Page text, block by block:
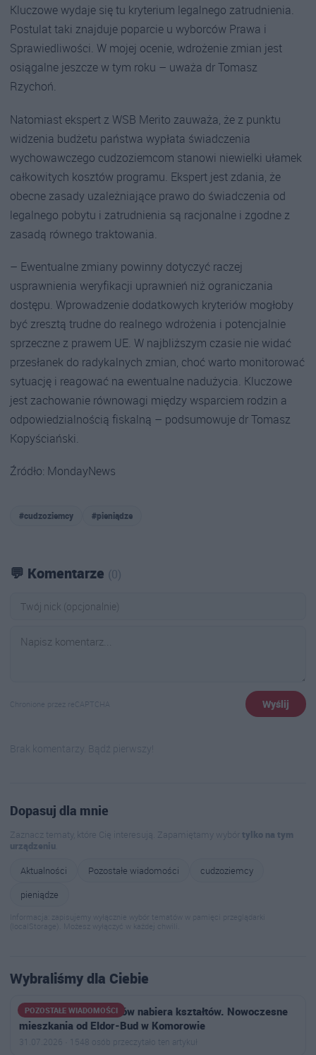
Kluczowe wydaje się tu kryterium legalnego zatrudnienia.
Postulat taki znajduje poparcie u wyborców Prawa i
Sprawiedliwości. W mojej ocenie, wdrożenie zmian jest
osiągalne jeszcze w tym roku – uważa dr Tomasz
Rzychoń.
Natomiast ekspert z WSB Merito zauważa, że z punktu
widzenia budżetu państwa wypłata świadczenia
wychowawczego cudzoziemcom stanowi niewielki ułamek
całkowitych kosztów programu. Ekspert jest zdania, że
obecne zasady uzależniające prawo do świadczenia od
legalnego pobytu i zatrudnienia są racjonalne i zgodne z
zasadą równego traktowania.
– Ewentualne zmiany powinny dotyczyć raczej
usprawnienia weryfikacji uprawnień niż ograniczania
dostępu. Wprowadzenie dodatkowych kryteriów mogłoby
być zresztą trudne do realnego wdrożenia i potencjalnie
sprzeczne z prawem UE. W najbliższym czasie nie widać
przesłanek do radykalnych zmian, choć warto monitorować
sytuację i reagować na ewentualne nadużycia. Kluczowe
jest zachowanie równowagi między wsparciem rodzin a
odpowiedzialnością fiskalną – podsumowuje dr Tomasz
Kopyściański.
Źródło: MondayNews
#cudzoziemcy #pieniądze
💬 Komentarze (0)
Chronione przez reCAPTCHA Wyślij
Brak komentarzy. Bądź pierwszy!
Dopasuj dla mnie
Zaznacz tematy, które Cię interesują. Zapamiętamy wybórtylko na tym
urządzeniu.
Aktualności
Pozostałe wiadomości
cudzoziemcy
pieniądze
Informacja: zapisujemy wyłącznie wybór tematów w pamięci przeglądarki
(localStorage). Możesz wyłączyć w każdej chwili.
Wybraliśmy dla Ciebie
POZOSTAŁE WIADOMOŚCI
Osiedle Aleja Bohaterów nabiera kształtów. Nowoczesne
mieszkania od Eldor-Bud w Komorowie
31.07.2026 · 1548 osób przeczytało ten artykuł